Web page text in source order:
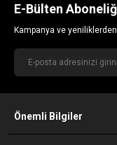
E-Bülten
Kampanya ve
Önemli Bilgiler